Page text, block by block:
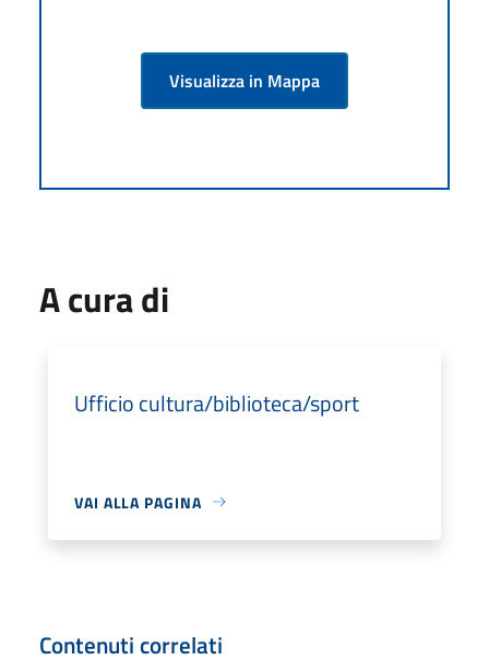
Visualizza in Mappa
A cura di
Ufficio cultura/biblioteca/sport
VAI ALLA PAGINA
Contenuti correlati